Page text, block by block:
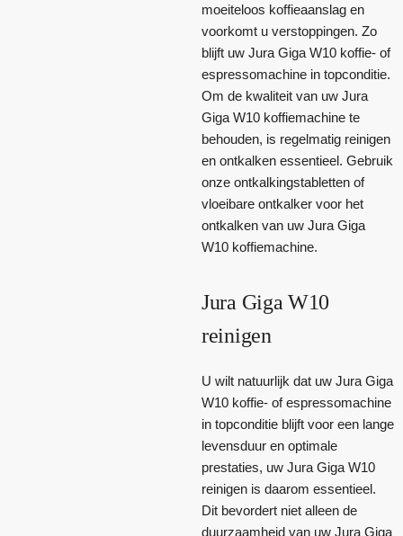
moeiteloos koffieaanslag en
voorkomt u verstoppingen. Zo
blijft uw Jura Giga W10 koffie- of
espressomachine in topconditie.
Om de kwaliteit van uw Jura
Giga W10 koffiemachine te
behouden, is regelmatig reinigen
en ontkalken essentieel. Gebruik
onze ontkalkingstabletten of
vloeibare ontkalker voor het
ontkalken van uw Jura Giga
W10 koffiemachine.
Jura Giga W10
reinigen
U wilt natuurlijk dat uw Jura Giga
W10 koffie- of espressomachine
in topconditie blijft voor een lange
levensduur en optimale
prestaties, uw Jura Giga W10
reinigen is daarom essentieel.
Dit bevordert niet alleen de
duurzaamheid van uw Jura Giga